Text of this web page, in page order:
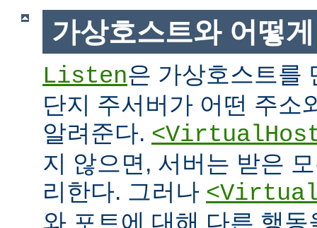
가상호스트와 어떻
Listen은 가상호스트를
단지 주서버가 어떤 주소
알려준다.
지 않으면, 서버는 받은
리한다. 그러나
와 포트에 대해 다른 행